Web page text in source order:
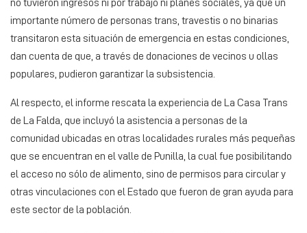
no tuvieron ingresos ni por trabajo ni planes sociales, ya que un
importante número de personas trans, travestis o no binarias
transitaron esta situación de emergencia en estas condiciones,
dan cuenta de que, a través de donaciones de vecinos u ollas
populares, pudieron garantizar la subsistencia.
Al respecto, el informe rescata la experiencia de La Casa Trans
de La Falda, que incluyó la asistencia a personas de la
comunidad ubicadas en otras localidades rurales más pequeñas
que se encuentran en el valle de Punilla, la cual fue posibilitando
el acceso no sólo de alimento, sino de permisos para circular y
otras vinculaciones con el Estado que fueron de gran ayuda para
este sector de la población.